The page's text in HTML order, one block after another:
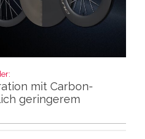
mit Carbon-
geringerem